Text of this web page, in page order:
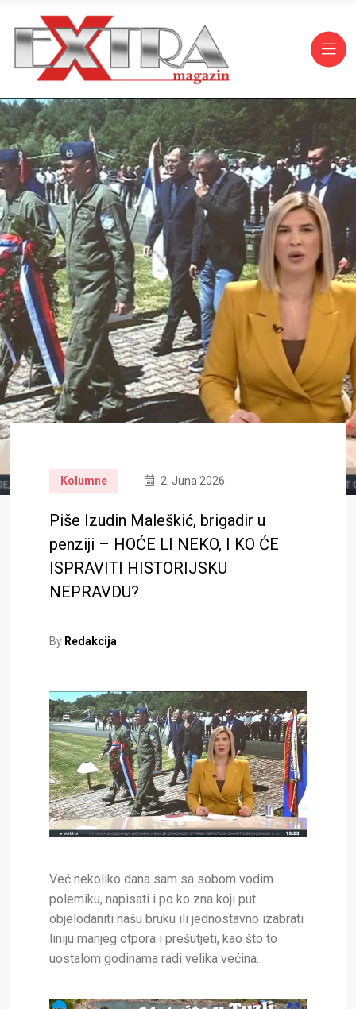
Kolumne 2. Juna 2026.
Piše Izudin Maleškić, brigadir u
penziji – HOĆE LI NEKO, I KO ĆE
ISPRAVITI HISTORIJSKU
NEPRAVDU?
By Redakcija
Već nekoliko dana sam sa sobom vodim
polemiku, napisati i po ko zna koji put
objelodaniti našu bruku ili jednostavno izabrati
liniju manjeg otpora i prešutjeti, kao što to
uostalom godinama radi velika većina.